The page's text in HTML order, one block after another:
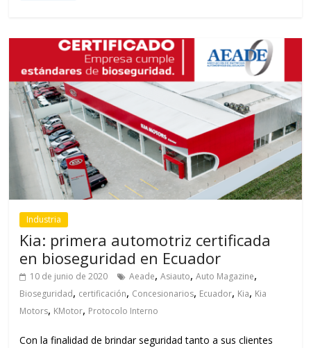
Industria
Kia: primera automotriz certificada
en bioseguridad en Ecuador
10 de junio de 2020 Aeade,Asiauto,Auto Magazine,
Bioseguridad, certificación, Concesionarios, Ecuador, Kia, Kia
Motors, KMotor, Protocolo Interno
Con la finalidad de brindar seguridad tanto a sus clientes